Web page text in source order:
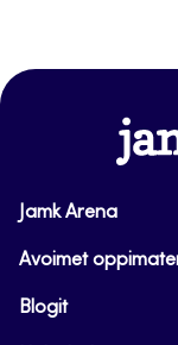
Jamk Arena
Avoimet
Blogit